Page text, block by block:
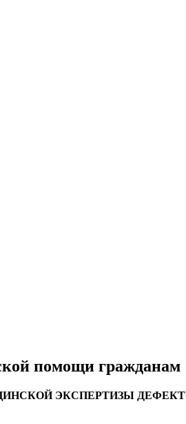
помощи гражданам
ЭКСПЕРТИЗЫ